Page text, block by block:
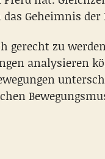
Geheimnis
gerecht zu
analysieren